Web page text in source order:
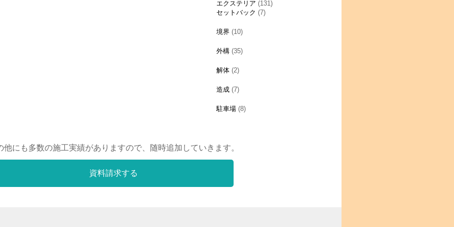
エクステリア (131)
セットバック (7)
境界 (10)
外構(35)
解体(2)
造成(7)
駐車場(8)
他にも多数の施工実績がありますので、随時追加していきます。
資料請求する